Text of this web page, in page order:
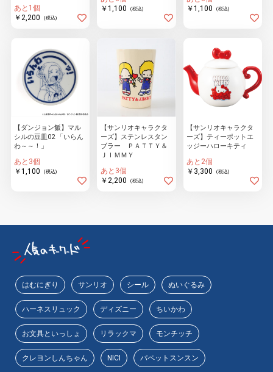
あと1個
￥2,200
(税込)
￥1,100
(税込)
￥1,100
(税込)
【ダンジョン飯】マル
シルの豆皿02 「いらん
わ～～！」
あと3個
￥1,100
(税込)
【サンリオキャラクタ
ーズ】ステンレスタン
ブラー ＰＡＴＴＹ＆
ＪＩＭＭＹ
あと3個
￥2,200
(税込)
【サンリオキャラクタ
ーズ】ティーポットエ
ッジーハローキティ
あと2個
￥3,300
(税込)
はむにぎり サンリオ シール ぬいぐるみ
ハーネスリュック ディズニー ちいかわ
お文具といっしょ リラックマ モンチッチ
クレヨンしんちゃん NICI パペットスンスン